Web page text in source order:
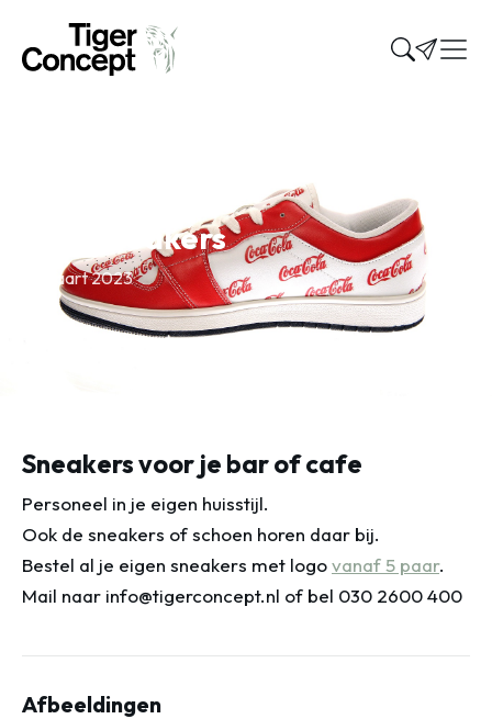
logo sneakers
31 maart 2023
Sneakers voor je bar of cafe
Personeel in je eigen huisstijl.
Ook de sneakers of schoen horen daar bij.
Bestel al je eigen sneakers met logovanaf 5 paar.
Mail naar info@tigerconcept.nl of bel 030 2600 400
Afbeeldingen